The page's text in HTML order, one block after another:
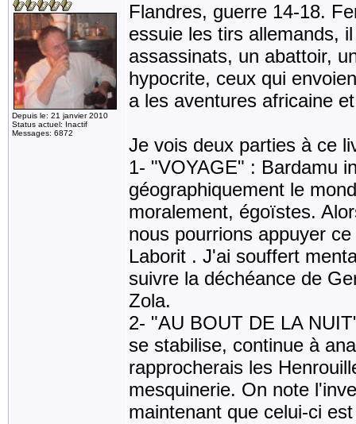
Depuis le: 21 janvier 2010
Status actuel: Inactif
Messages: 6872
Flandres, guerre 14-18.
essuie les tirs allemands,
assassinats, un abattoir,
hypocrite, ceux qui
a les aventures africaine
Je vois deux parties à ce
1- "VOYAGE" : Bardamu
géographiquement le
moralement, égoïstes.
nous pourrions appuyer
Laborit . J'ai souffert
suivre la déchéance de
Zola.
2- "AU BOUT DE LA
se stabilise, continue à
rapprocherais les
mesquinerie. On note
maintenant que celui-ci